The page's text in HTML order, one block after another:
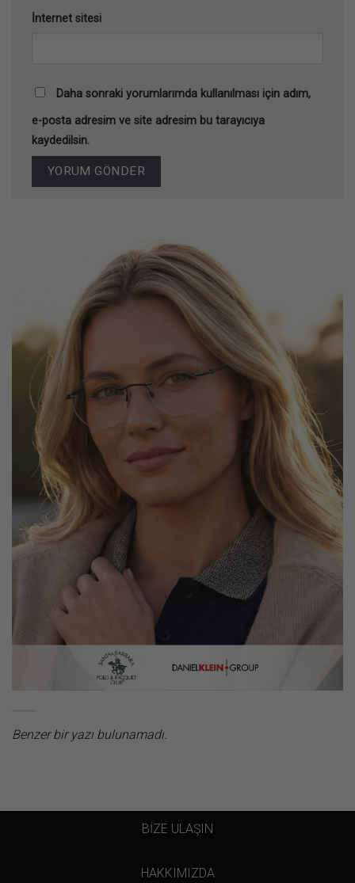
İnternet sitesi
Daha sonraki yorumlarımda kullanılması için adım,
e-posta adresim ve site adresim bu tarayıcıya
kaydedilsin.
Benzer bir yazı bulunamadı.
BİZE ULAŞIN
HAKKIMIZDA